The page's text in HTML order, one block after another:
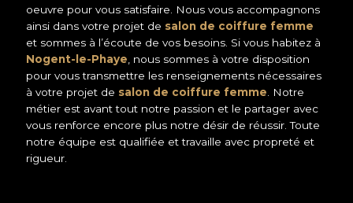
oeuvre pour vous satisfaire. Nous vous accompagnons
ainsi dans votre projet de salon de coiffure femme
et sommes à l’écoute de vos besoins. Si vous habitez à
Nogent-le-Phaye , nous sommes à votre disposition
pour vous transmettre les renseignements nécessaires
à votre projet de salon de coiffure femme . Notre
métier est avant tout notre passion et le partager avec
vous renforce encore plus notre désir de réussir. Toute
notre équipe est qualifiée et travaille avec propreté et
rigueur.